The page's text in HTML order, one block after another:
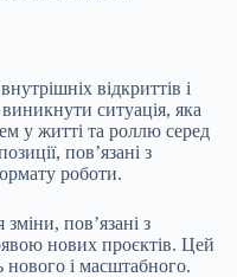
відкриттів і
ситуація, яка
у житті та роллю серед
пов’язані з
роботи.
пов’язані з
нових проєктів. Цей
нового і масштабного.